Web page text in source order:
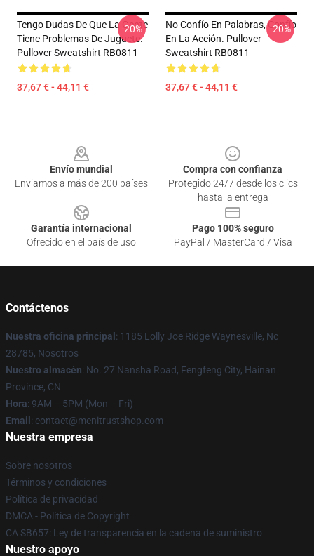
Tengo Dudas De Que La Gente
Tiene Problemas De Juguete.
Pullover Sweatshirt RB0811
37,67 € - 44,11 €
-20%
No Confío En Palabras, Confío
En La Acción. Pullover
Sweatshirt RB0811
37,67 € - 44,11 €
-20%
Envío mundial
Enviamos a más de 200 países
Compra con confianza
Protegido 24/7 desde los clics
hasta la entrega
Garantía internacional
Ofrecido en el país de uso
Pago 100% seguro
PayPal / MasterCard / Visa
Contáctenos
Nuestra oficina principal : 1185 Lolly Joe Ridge Waynesville, Nc
28785, Nosotros
Nuestro almacén: No. 27 Nansha Road, Fengfeng City, Hainan
Province, CN
Hora: 9AM – 5PM (Mon – Fri)
Email : contact@menitrustshop.com
Nuestra empresa
Sobre nosotros
Términos y condiciones
Política de privacidad
DMCA - Política de Copyright
CA SB657: Ley de transparencia en la cadena de suministro
Nuestro apoyo